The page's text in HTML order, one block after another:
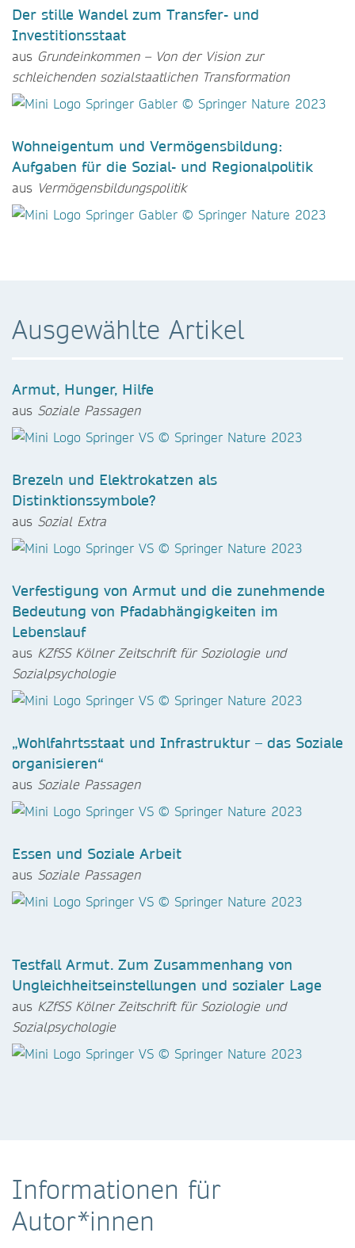
Der stille Wandel zum Transfer- und
Investitionsstaat
aus Grundeinkommen – Von der Vision zur
schleichenden sozialstaatlichen Transformation
Wohneigentum und Vermögensbildung:
Aufgaben für die Sozial- und Regionalpolitik
aus Vermögensbildungspolitik
Ausgewählte Artikel
Armut, Hunger, Hilfe
aus Soziale Passagen
Brezeln und Elektrokatzen als
Distinktionssymbole?
aus Sozial Extra
Verfestigung von Armut und die zunehmende
Bedeutung von Pfadabhängigkeiten im
Lebenslauf
aus KZfSS Kölner Zeitschrift für Soziologie und
Sozialpsychologie
„Wohlfahrtsstaat und Infrastruktur – das Soziale
organisieren“
aus Soziale Passagen
Essen und Soziale Arbeit
aus Soziale Passagen
Testfall Armut. Zum Zusammenhang von
Ungleichheitseinstellungen und sozialer Lage
aus KZfSS Kölner Zeitschrift für Soziologie und
Sozialpsychologie
Informationen für
Autor*innen